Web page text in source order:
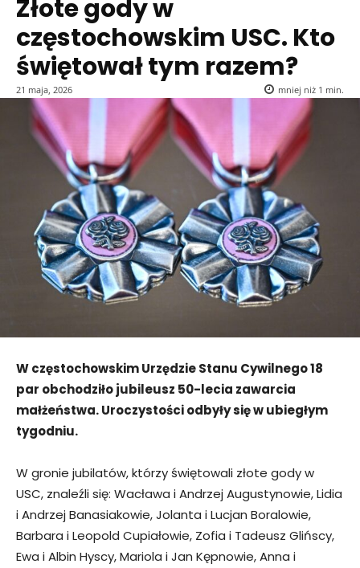
Złote gody w
częstochowskim USC. Kto
świętował tym razem?
21 maja, 2026 mniej niż 1 min.
W częstochowskim Urzędzie Stanu Cywilnego 18
par obchodziło jubileusz 50-lecia zawarcia
małżeństwa. Uroczystości odbyły się w ubiegłym
tygodniu.
W gronie jubilatów, którzy świętowali złote gody w
USC, znaleźli się: Wacława i Andrzej Augustynowie, Lidia
i Andrzej Banasiakowie, Jolanta i Lucjan Boralowie,
Barbara i Leopold Cupiałowie, Zofia i Tadeusz Glińscy,
Ewa i Albin Hyscy, Mariola i Jan Kępnowie, Anna i